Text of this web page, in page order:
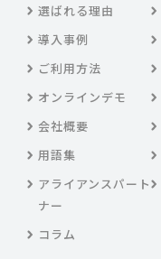
選ばれる理由
導入事例
ご利用方法
オンラインデモ
会社概要
用語集
アライアンスパート
ナー
コラム